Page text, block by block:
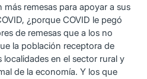
remesas para apoyar a sus
¿porque COVID le pegó
de remesas que a los no
la población receptora de
localidades en el sector rural y
de la economía. Y los que